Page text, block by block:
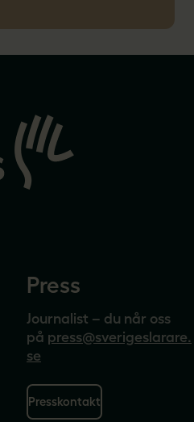
Press
Journalist – du når oss
på press@sverigeslarare.
se
Presskontakt